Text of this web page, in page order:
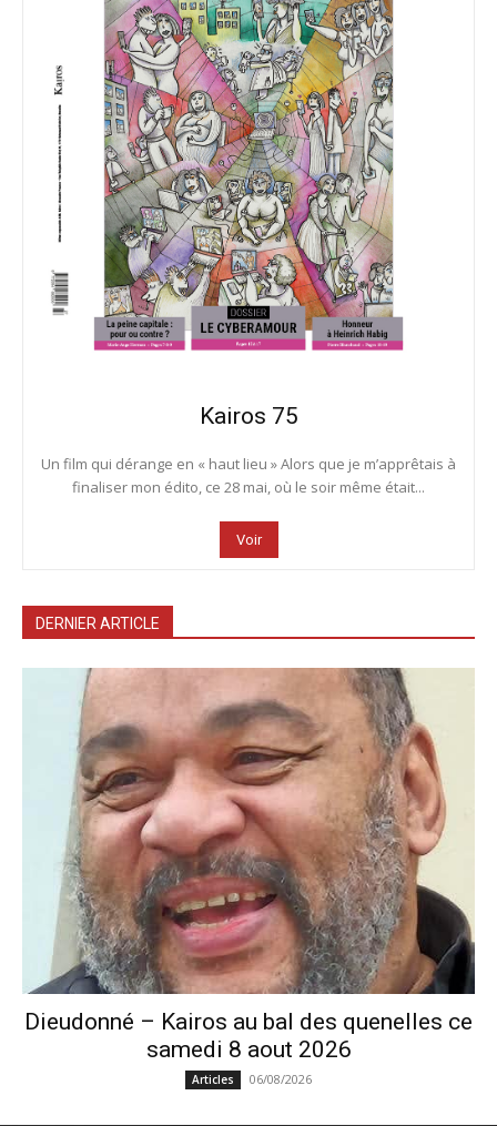
Kairos 75
Un film qui dérange en « haut lieu » Alors que je m’apprêtais à
finaliser mon édito, ce 28 mai, où le soir même était...
Voir
DERNIER ARTICLE
Dieudonné – Kairos au bal des quenelles ce
samedi 8 aout 2026
Articles 06/08/2026